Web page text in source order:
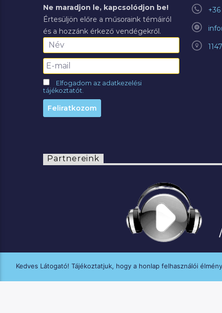
Ne maradjon le, kapcsolódjon be!
Értesüljön előre a műsoraink témáiról
és a hozzánk érkező vendégekről.
Elfogadom az adatkezelési
tájékoztatót.
+36
Partnereink
Kedves Látogató! Tájékoztatjuk, hogy a honlap felhasználói